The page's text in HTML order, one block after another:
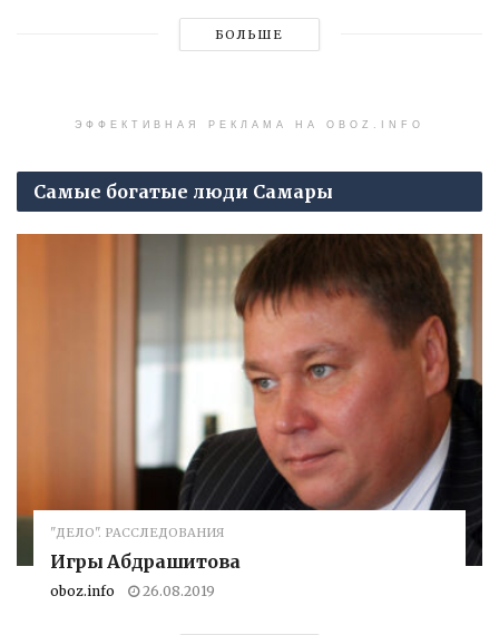
БОЛЬШЕ
ЭФФЕКТИВНАЯ РЕКЛАМА НА OBOZ.INFO
Самые богатые люди Самары
"ДЕЛО". РАССЛЕДОВАНИЯ
Игры Абдрашитова
oboz.info 26.08.2019